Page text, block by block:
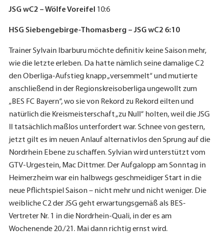
JSG wC2 – Wölfe Voreifel 10:6
HSG Siebengebirge-Thomasberg – JSG wC2 6:10
Trainer Sylvain Ibarburu möchte definitiv keine Saison mehr,
wie die letzte erleben. Da hatte nämlich seine damalige C2
den Oberliga-Aufstieg knapp „versemmelt“ und mutierte
anschließend in der Regionskreisoberliga ungewollt zum
„BES FC Bayern“, wo sie von Rekord zu Rekord eilten und
natürlich die Kreismeisterschaft „zu Null“ holten, weil die JSG
II tatsächlich maßlos unterfordert war. Schnee von gestern,
jetzt gilt es im neuen Anlauf alternativlos den Sprung auf die
Nordrhein Ebene zu schaffen. Sylvian wird unterstützt vom
GTV-Urgestein, Mac Dittmer. Der Aufgalopp am Sonntag in
Heimerzheim war ein halbwegs geschmeidiger Start in die
neue Pflichtspiel Saison – nicht mehr und nicht weniger. Die
weibliche C2 der JSG geht erwartungsgemäß als BES-
Vertreter Nr. 1 in die Nordrhein-Quali, in der es am
Wochenende 20./21. Mai dann richtig ernst wird.